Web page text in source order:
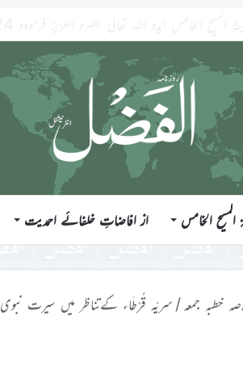
الخامس از افاضاتِ خلفائے احمدیت
خطبہ جمعہ / سریّہ قُرْطَاء کےتناظر میں سیرت نبوی